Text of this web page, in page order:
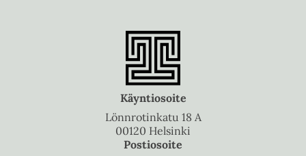
Käyntiosoite
Lönnrotinkatu 18 A
00120 Helsinki
Postiosoite